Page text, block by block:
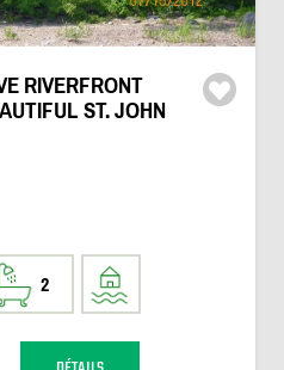
RIVERFRONT
ST. JOHN
2